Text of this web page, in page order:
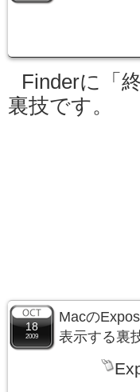
Finderに「
裏技です。
18
2009
Macの
表示する裏